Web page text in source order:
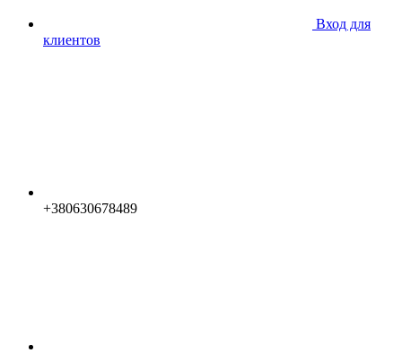
Вход для
клиентов
+380630678489